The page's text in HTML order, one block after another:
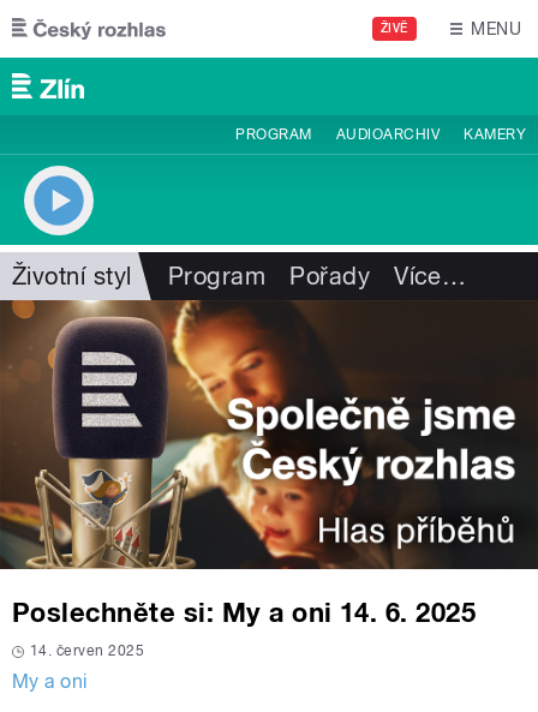
Přejít k hlavnímu obsahu
ŽIVĚ MENU
PROGRAM AUDIOARCHIV KAMERY
Životní styl Program Pořady Více…
Poslechněte si: My a oni 14. 6. 2025
14. červen 2025
My a oni